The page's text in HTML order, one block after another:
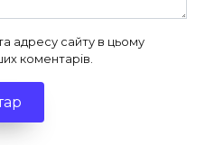
адресу сайту в цьому
коментарів.